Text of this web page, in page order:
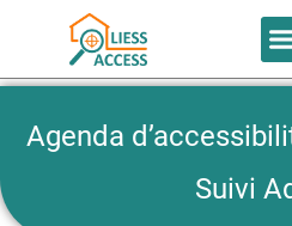
Agenda
Suivi